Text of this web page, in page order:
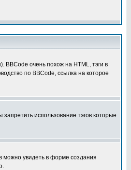
очень похож на HTML, тэги в
по BBCode, ссылка на которое
запретить использование тэгов которые
можно увидеть в форме создания